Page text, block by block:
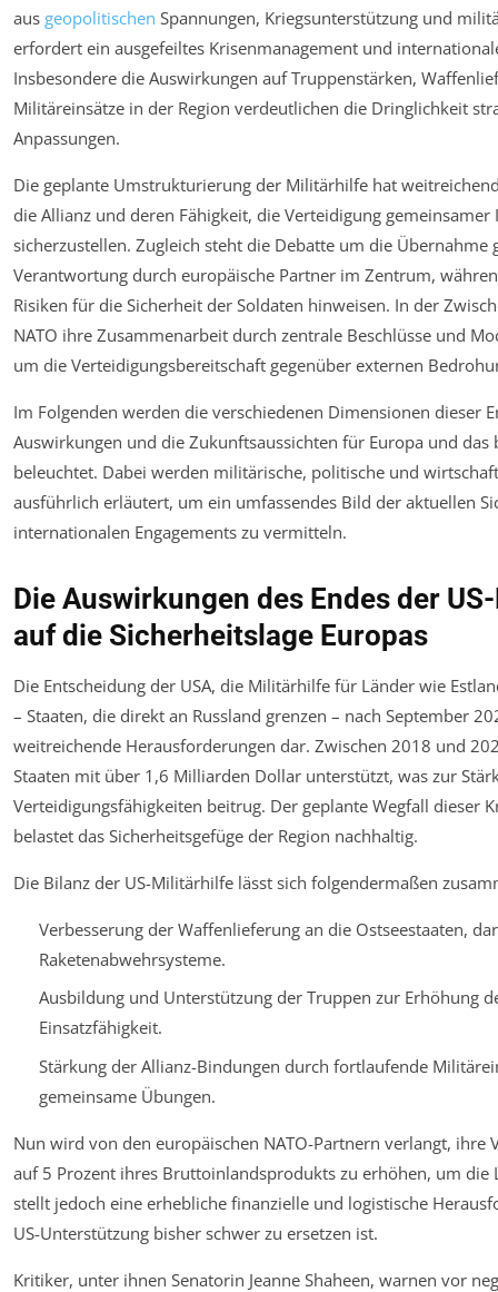
aus geopolitischen Spannungen, Kriegsunterstützung und
erfordert ein ausgefeiltes Krisenmanagement und
Insbesondere die Auswirkungen auf Truppenstärken,
Militäreinsätze in der Region verdeutlichen die Dringlichkeit
Anpassungen.
Die geplante Umstrukturierung der Militärhilfe hat
die Allianz und deren Fähigkeit, die Verteidigung gemeinsamer
sicherzustellen. Zugleich steht die Debatte um die Übernahme
Verantwortung durch europäische Partner im Zentrum,
Risiken für die Sicherheit der Soldaten hinweisen. In der
NATO ihre Zusammenarbeit durch zentrale Beschlüsse und
um die Verteidigungsbereitschaft gegenüber externen
Im Folgenden werden die verschiedenen Dimensionen dieser
Auswirkungen und die Zukunftsaussichten für Europa und das
beleuchtet. Dabei werden militärische, politische und
ausführlich erläutert, um ein umfassendes Bild der aktuellen
internationalen Engagements zu vermitteln.
Die Auswirkungen des Endes der
auf die Sicherheitslage Europas
Die Entscheidung der USA, die Militärhilfe für Länder wie
– Staaten, die direkt an Russland grenzen – nach September
weitreichende Herausforderungen dar. Zwischen 2018 und
Staaten mit über 1,6 Milliarden Dollar unterstützt, was zur
Verteidigungsfähigkeiten beitrug. Der geplante Wegfall dieser
belastet das Sicherheitsgefüge der Region nachhaltig.
Die Bilanz der US-Militärhilfe lässt sich folgendermaßen
Verbesserung der Waffenlieferung an die Ostseestaaten,
Raketenabwehrsysteme.
Ausbildung und Unterstützung der Truppen zur Erhöhung
Einsatzfähigkeit.
Stärkung der Allianz-Bindungen durch fortlaufende
gemeinsame Übungen.
Nun wird von den europäischen NATO-Partnern verlangt, ihre
auf 5 Prozent ihres Bruttoinlandsprodukts zu erhöhen, um die
stellt jedoch eine erhebliche finanzielle und logistische
US-Unterstützung bisher schwer zu ersetzen ist.
Kritiker, unter ihnen Senatorin Jeanne Shaheen, warnen vor